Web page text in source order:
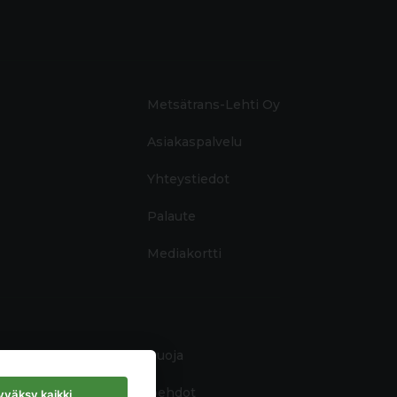
Metsätrans-Lehti Oy
Asiakaspalvelu
Yhteystiedot
Palaute
Mediakortti
Tietosuoja
Käyttöehdot